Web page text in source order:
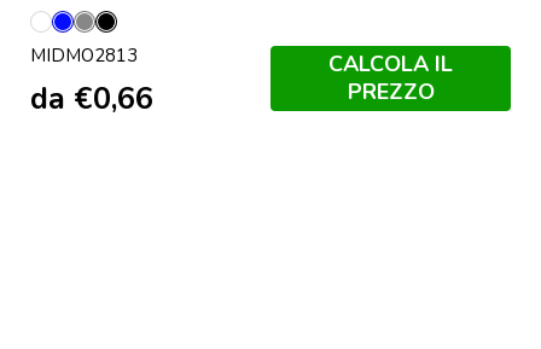
Bianco
Blu
Royal
Grigio
Nero
MIDMO2813
da €0,66
CALCOLA IL
PREZZO